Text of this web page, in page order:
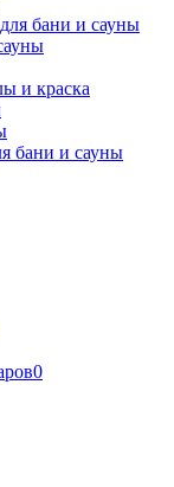
бани и сауны
и краска
бани и сауны
0